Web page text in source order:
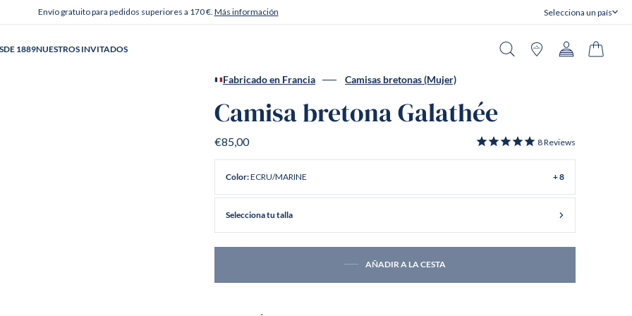
Envío gratuito para pedidos superiores a 170 €. Más información Selecciona un país
Cerrar
1889NUESTROS INVITADOS
Fabricado en Francia Camisas bretonas (Mujer)
Camisa bretona Galathée
€85,00 8Reviews
Color:ECRU/MARINE + 8
Selecciona tu talla
AÑADIR A LA CESTA